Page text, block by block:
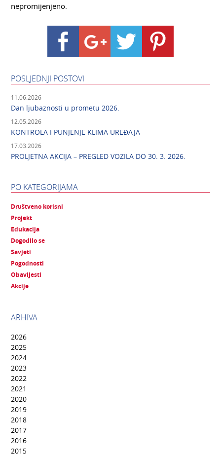
nepromijenjeno.
POSLJEDNJI POSTOVI
11.06.2026
Dan ljubaznosti u prometu 2026.
12.05.2026
KONTROLA I PUNJENJE KLIMA UREĐAJA
17.03.2026
PROLJETNA AKCIJA – PREGLED VOZILA DO 30. 3. 2026.
PO KATEGORIJAMA
Društveno korisni
Projekt
Edukacija
Dogodilo se
Savjeti
Pogodnosti
Obavijesti
Akcije
ARHIVA
2026
2025
2024
2023
2022
2021
2020
2019
2018
2017
2016
2015